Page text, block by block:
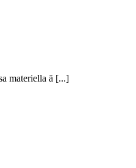
materiella ä [...]